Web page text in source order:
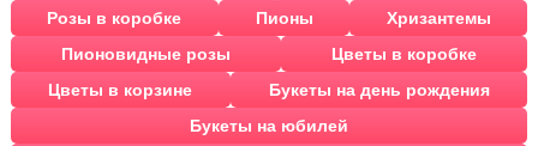
Розы в коробке
Пионы
Хризантемы
Пионовидные розы
Цветы в коробке
Цветы в корзине
Букеты на день рождения
Букеты на юбилей